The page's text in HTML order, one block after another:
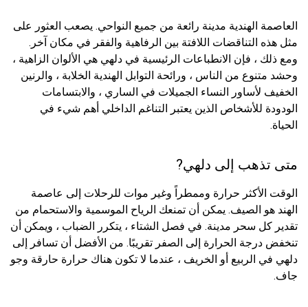
العاصمة الهندية مدينة رائعة من جميع النواحي. يصعب العثور على
مثل هذه التناقضات اللافتة بين الرفاهية والفقر في مكان آخر.
ومع ذلك ، فإن الانطباعات الرئيسية في دلهي هي الألوان الزاهية ،
وحشد متنوع من الناس ، ورائحة التوابل الهندية الخلابة ، والرنين
الخفيف لأساور النساء الجميلات في الساري ، والابتسامات
الودودة للأشخاص الذين يعتبر التناغم الداخلي أهم شيء في
الحياة.
متى تذهب إلى دلهي?
الوقت الأكثر حرارة وممطراً وغير موات للرحلات إلى عاصمة
الهند هو الصيف. يمكن أن تمنعك الرياح الموسمية والاستحمام من
تقدير كل سحر مدينة. في فصل الشتاء ، يتكرر الضباب ، ويمكن أن
تنخفض درجة الحرارة إلى الصفر تقريبًا. من الأفضل أن تسافر إلى
دلهي في الربيع أو الخريف ، عندما لا تكون هناك حرارة حارقة وجو
جاف.